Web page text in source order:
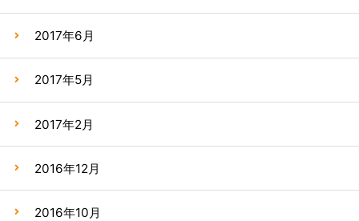
2017年6月
2017年5月
2017年2月
2016年12月
2016年10月